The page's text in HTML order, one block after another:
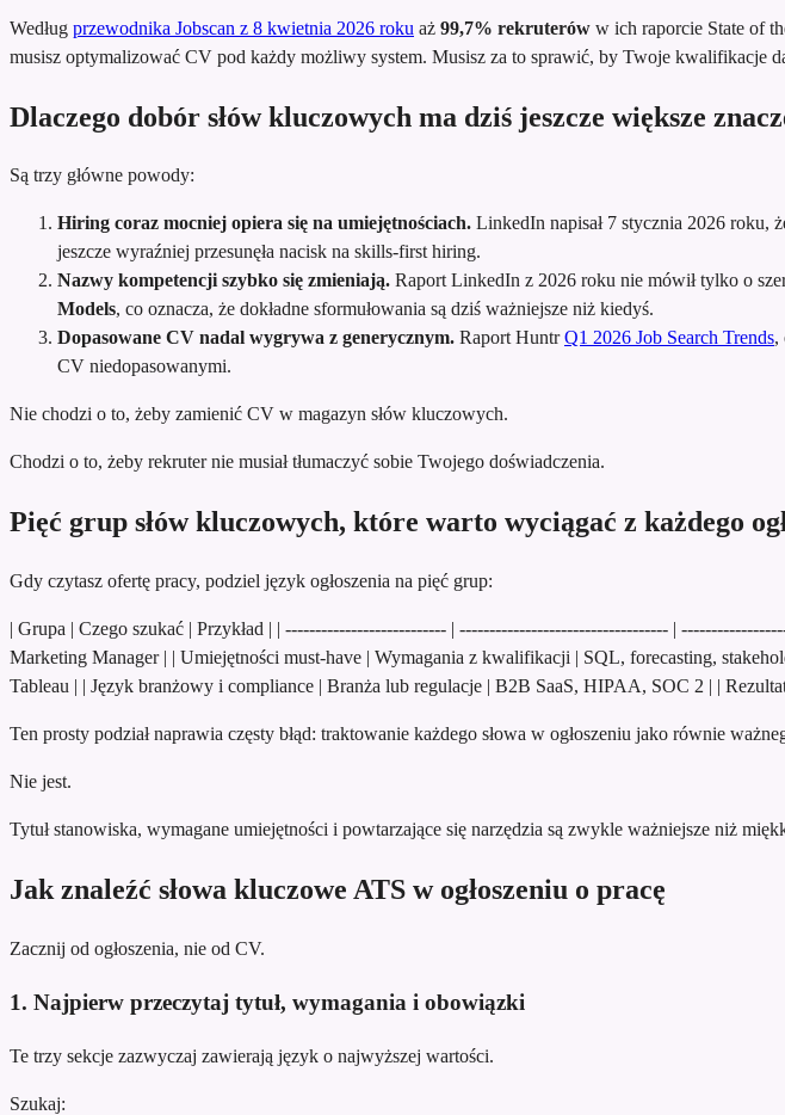
Według przewodnika Jobscan z 8 kwietnia 2026 roku aż 99,7% rekruterów w ich raporcie State of
musisz optymalizować CV pod każdy możliwy system. Musisz za to sprawić, by Twoje kwalifikacje
Dlaczego dobór słów kluczowych ma dziś jeszcze większe
Są trzy główne powody:
Hiring coraz mocniej opiera się na umiejętnościach. LinkedIn napisał 7 stycznia 2026 roku,
jeszcze wyraźniej przesunęła nacisk na skills-first hiring.
Nazwy kompetencji szybko się zmieniają. Raport LinkedIn z 2026 roku nie mówił tylko o
Models, co oznacza, że dokładne sformułowania są dziś ważniejsze niż kiedyś.
Dopasowane CV nadal wygrywa z generycznym. Raport HuntrQ1 2026 Job Search Trends,
CV niedopasowanymi.
Nie chodzi o to, żeby zamienić CV w magazyn słów kluczowych.
Chodzi o to, żeby rekruter nie musiał tłumaczyć sobie Twojego doświadczenia.
Pięć grup słów kluczowych, które warto wyciągać z każdego
Gdy czytasz ofertę pracy, podziel język ogłoszenia na pięć grup:
| Grupa | Czego szukać | Przykład | | --------------------------- | ----------------------------------- |
Marketing Manager | | Umiejętności must-have | Wymagania z kwalifikacji | SQL, forecasting,
Tableau | | Język branżowy i compliance | Branża lub regulacje | B2B SaaS, HIPAA, SOC 2 | |
Ten prosty podział naprawia częsty błąd: traktowanie każdego słowa w ogłoszeniu jako równie
Nie jest.
Tytuł stanowiska, wymagane umiejętności i powtarzające się narzędzia są zwykle ważniejsze niż
Jak znaleźć słowa kluczowe ATS w ogłoszeniu o pracę
Zacznij od ogłoszenia, nie od CV.
1. Najpierw przeczytaj tytuł, wymagania i obowiązki
Te trzy sekcje zazwyczaj zawierają język o najwyższej wartości.
Szukaj: